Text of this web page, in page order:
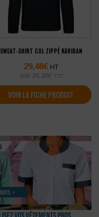
SWEAT-SHIRT COL ZIPPÉ KARIBAN
29,48€ HT
soit 35,38€ TTC
VOIR LA FICHE PRODUIT